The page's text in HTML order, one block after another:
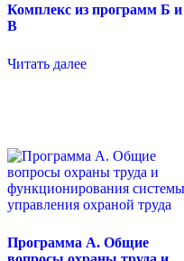
Комплекс из программ Б и
В
Читать далее
Программа А. Общие